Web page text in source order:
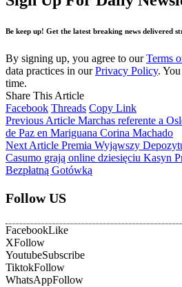
Be keep up! Get the latest breaking news delivered
By signing up, you agree to ourTerms
data practices in ourPrivacy Policy.
time.
Share This Article
Facebook Threads Copy Link
Previous Article Marchas referente a
de Paz en Mariguana Corina Machado
Next Article Premia Wyjąwszy
Casumo grają online dziesięciu Kasyn
Bezpłatną Gotówką
Follow US
FacebookLike
XFollow
YoutubeSubscribe
TiktokFollow
WhatsAppFollow